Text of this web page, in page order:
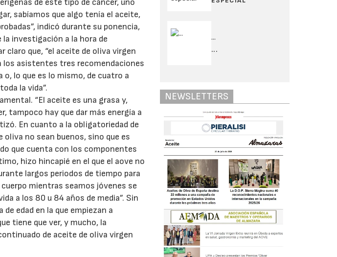
de este tipo de cáncer, uno
sabíamos que algo tenía el aceite,
indicó durante su ponencia,
la investigación a la hora de
que, “el aceite de oliva virgen
los asistentes tres recomendaciones
lo que es lo mismo, de cuatro a
la vida”.
“El aceite es una grasa y,
tampoco hay que dar más energía a
En cuanto a la obligatoriedad de
oliva no sean buenos, sino que es
que cuenta con los componentes
hizo hincapié en el que el aove no
largos periodos de tiempo para
mientras seamos jóvenes se
a los 80 u 84 años de media”. Sin
edad en la que empiezan a
tiene que ver, y mucho, la
de aceite de oliva virgen
...
...
NEWSLETTERS